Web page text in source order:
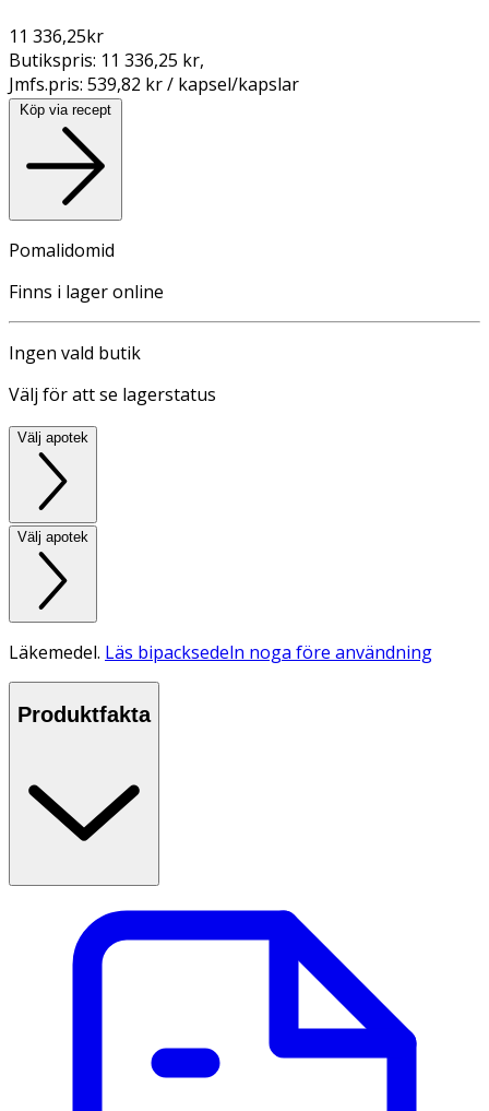
11 336,25kr
Butikspris: 11 336,25 kr,
Jmfs.pris: 539,82 kr / kapsel/kapslar
Köp via recept
Pomalidomid
Finns i lager online
Ingen vald butik
Välj för att se lagerstatus
Välj apotek
Välj apotek
Läkemedel. Läs bipacksedeln noga före användning
Produktfakta